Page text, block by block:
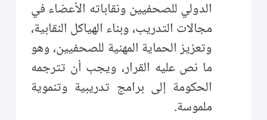
الدولي للصحفيين ونقاباته الأعضاء في
مجالات التدريب، وبناء الهياكل النقابية،
وتعزيز الحماية المهنية للصحفيين، وهو
ما نص عليه القرار، ويجب أن تترجمه
الحكومة إلى برامج تدريبية وتنموية
ملموسة.